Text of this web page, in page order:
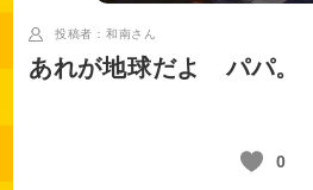
投稿者：和南さん
あれが地球だよ パパ。
0